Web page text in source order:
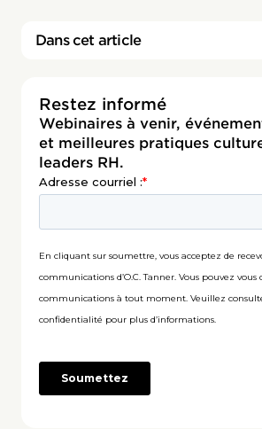
Dans cet article
Restez informé
Webinaires à venir,
et meilleures pratiques
leaders RH.